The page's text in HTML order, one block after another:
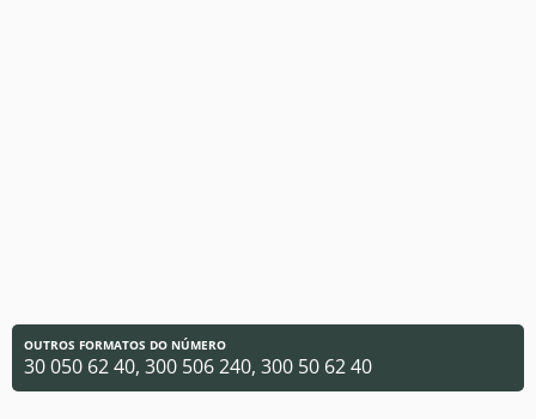
OUTROS FORMATOS DO NÚMERO
30 050 62 40, 300 506 240, 300 50 62 40